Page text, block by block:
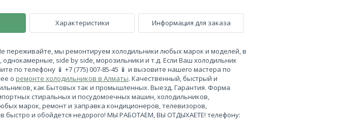
Характеристики Информация для заказа
переживайте, мы ремонтируем холодильники любых марок и моделей, в
side by side, морозильники и т.д. Если Ваш холодильник
по телефону 📱 +7 (775) 007-85-45 📱 и вызовите нашего мастера по
о ремонте холодильников в Алматы. Качественный, быстрый и
как Бытовых так и промышленных. Выезд. Гарантия. Форма
стиральных и посудомоечных машин, холодильников,
марок, ремонт и заправка кондиционеров, телевизоров,
быстро и обойдется недорого! МЫ РАБОТАЕМ, ВЫ ОТДЫХАЕТЕ! телефону: